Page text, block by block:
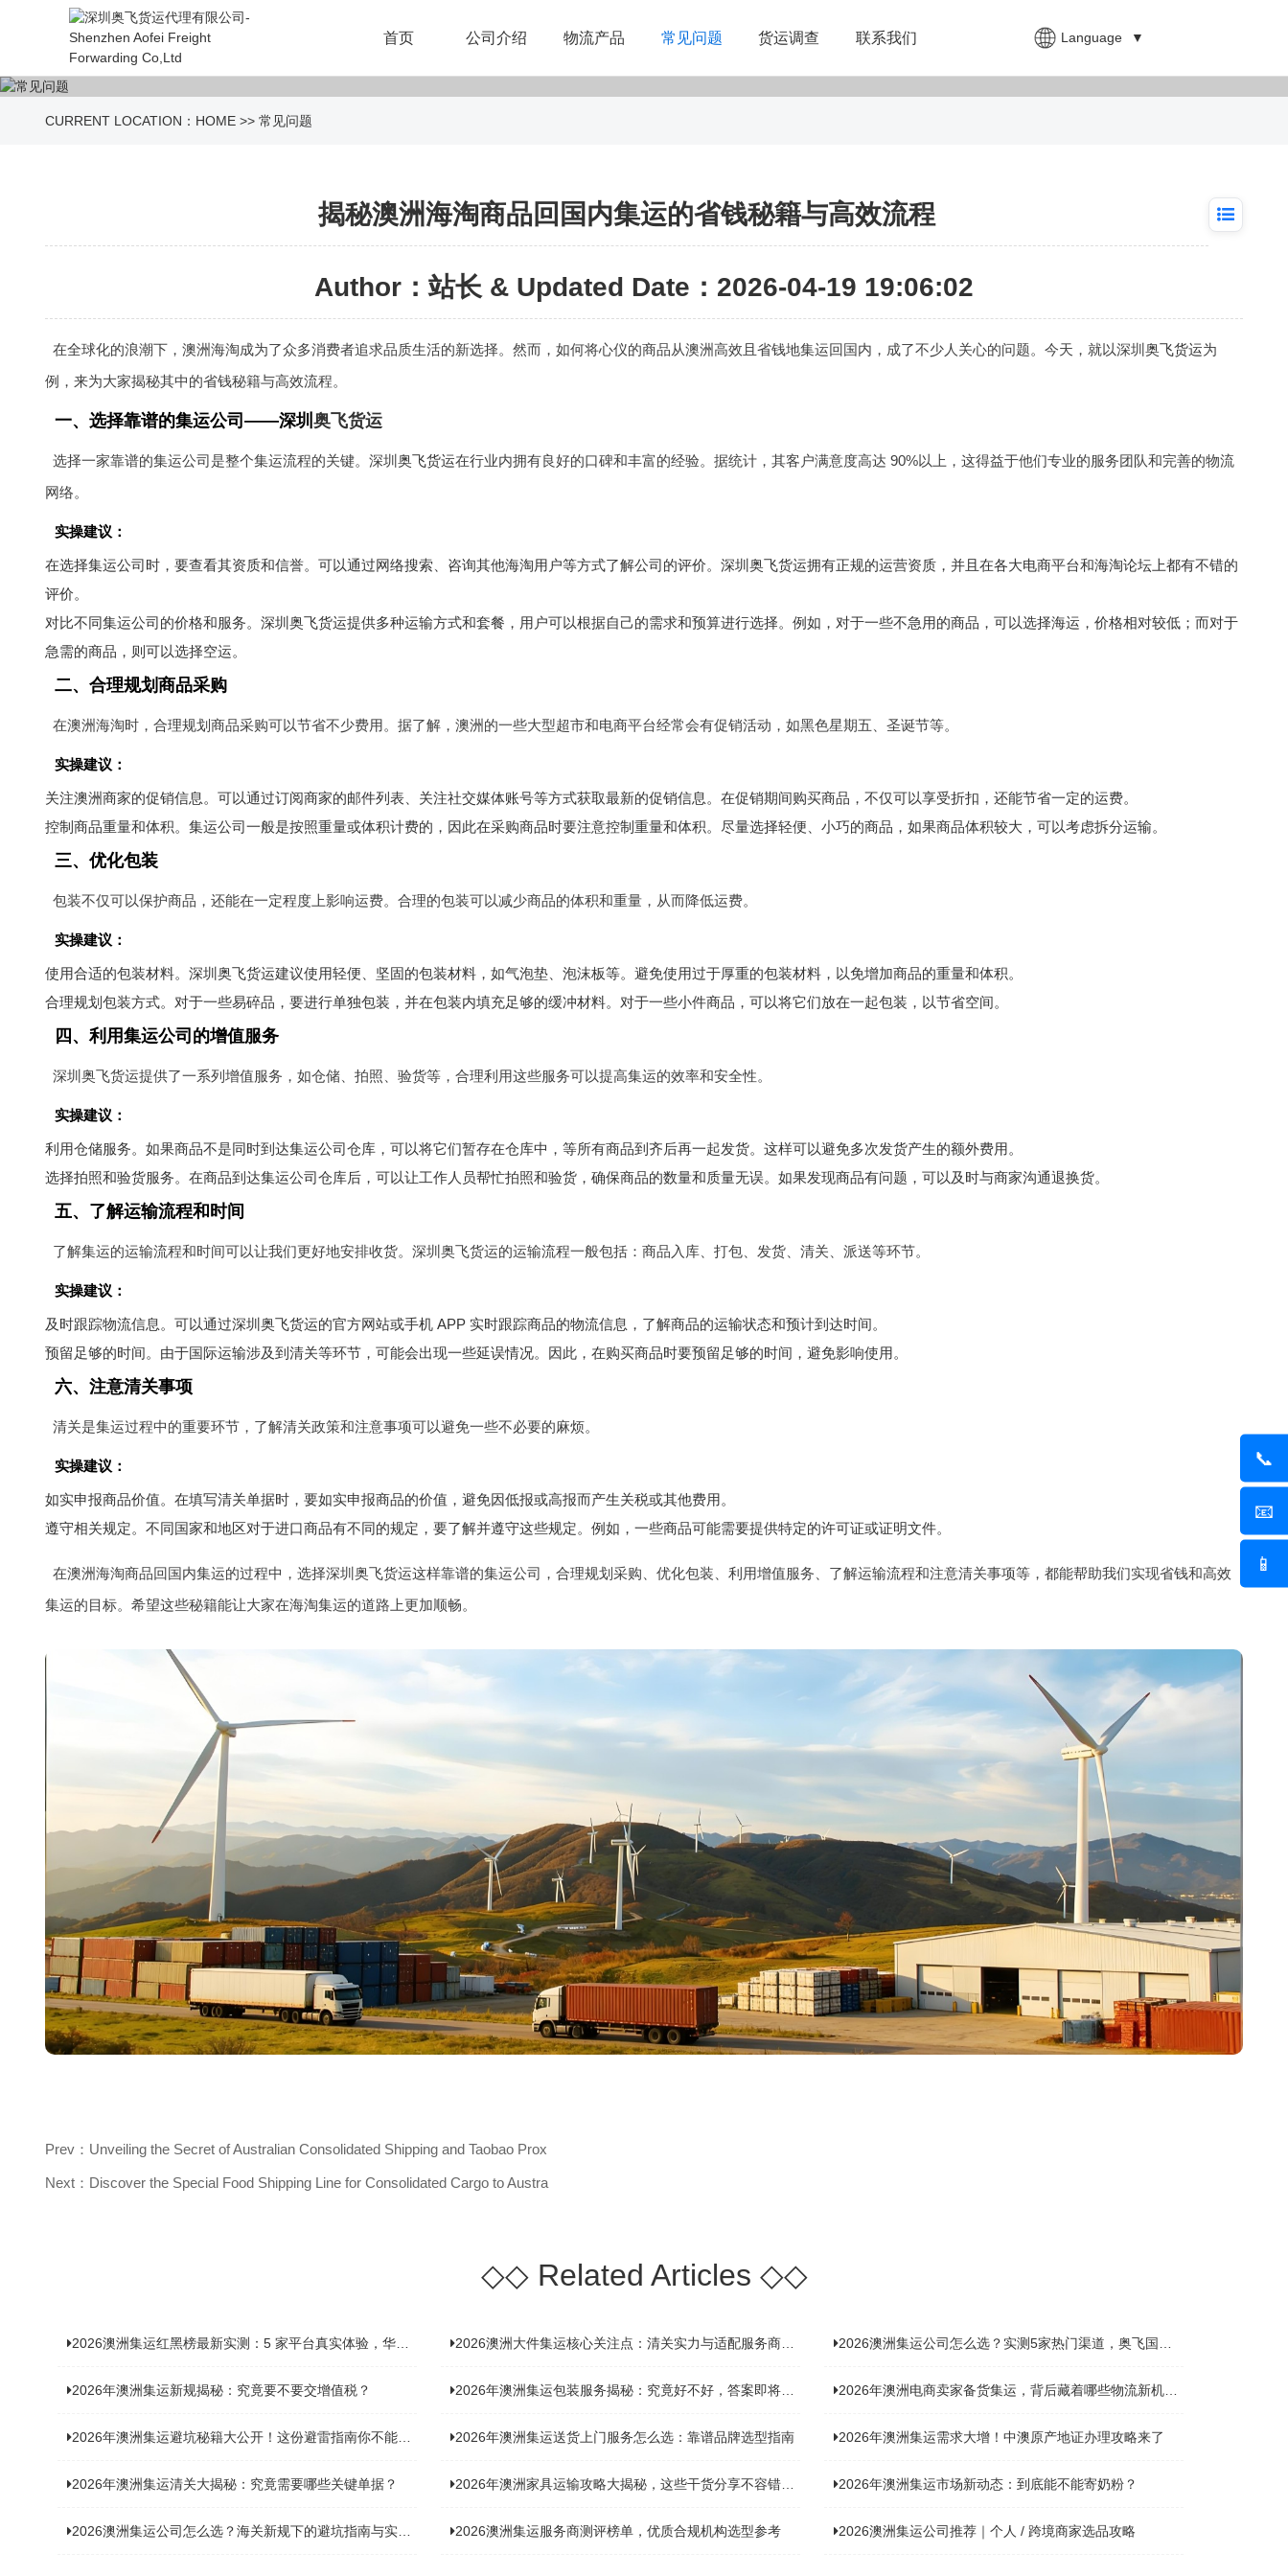
首页 公司介绍 物流产品 常见问题 货运调查 联系我们 Language ▼
📞
📧
📱
CURRENT LOCATION： HOME >> 常见问题
揭秘澳洲海淘商品回国内集运的省钱秘籍与高效流程
Author：站长 & Updated Date：2026-04-19 19:06:02
在全球化的浪潮下，澳洲海淘成为了众多消费者追求品质生活的新选择。然而，如何将心仪的商品从澳洲高效且省钱地集运回国内，成了不少人关心的问题。今天，就以深圳 奥飞货运为
例，来为大家揭秘其中的省钱秘籍与高效流程。
一、选择靠谱的集运公司——深圳 奥飞货运
选择一家靠谱的集运公司是整个集运流程的关键。深圳 奥飞货运在行业内拥有良好的口碑和丰富的经验。据统计，其客户满意度高达 90%以上，这得益于他们专业的服务团队和完善的物流
网络。
实操建议：
在选择集运公司时，要查看其资质和信誉。可以通过网络搜索、咨询其他海淘用户等方式了解公司的评价。深圳 奥飞货运拥有正规的运营资质，并且在各大电商平台和海淘论坛上都有不错的
评价。
对比不同集运公司的价格和服务。深圳 奥飞货运提供多种运输方式和套餐，用户可以根据自己的需求和预算进行选择。例如，对于一些不急用的商品，可以选择海运，价格相对较低；而对于
急需的商品，则可以选择空运。
二、合理规划商品采购
在澳洲海淘时，合理规划商品采购可以节省不少费用。据了解，澳洲的一些大型超市和电商平台经常会有促销活动，如黑色星期五、圣诞节等。
实操建议：
关注澳洲商家的促销信息。可以通过订阅商家的邮件列表、关注社交媒体账号等方式获取最新的促销信息。在促销期间购买商品，不仅可以享受折扣，还能节省一定的运费。
控制商品重量和体积。集运公司一般是按照重量或体积计费的，因此在采购商品时要注意控制重量和体积。尽量选择轻便、小巧的商品，如果商品体积较大，可以考虑拆分运输。
三、优化包装
包装不仅可以保护商品，还能在一定程度上影响运费。合理的包装可以减少商品的体积和重量，从而降低运费。
实操建议：
使用合适的包装材料。深圳奥飞货运建议使用轻便、坚固的包装材料，如气泡垫、泡沫板等。避免使用过于厚重的包装材料，以免增加商品的重量和体积。
合理规划包装方式。对于一些易碎品，要进行单独包装，并在包装内填充足够的缓冲材料。对于一些小件商品，可以将它们放在一起包装，以节省空间。
四、利用集运公司的增值服务
深圳奥飞货运提供了一系列增值服务，如仓储、拍照、验货等，合理利用这些服务可以提高集运的效率和安全性。
实操建议：
利用仓储服务。如果商品不是同时到达集运公司仓库，可以将它们暂存在仓库中，等所有商品到齐后再一起发货。这样可以避免多次发货产生的额外费用。
选择拍照和验货服务。在商品到达集运公司仓库后，可以让工作人员帮忙拍照和验货，确保商品的数量和质量无误。如果发现商品有问题，可以及时与商家沟通退换货。
五、了解运输流程和时间
了解集运的运输流程和时间可以让我们更好地安排收货。深圳奥飞货运的运输流程一般包括：商品入库、打包、发货、清关、派送等环节。
实操建议：
及时跟踪物流信息。可以通过深圳奥飞货运的官方网站或手机 APP 实时跟踪商品的物流信息，了解商品的运输状态和预计到达时间。
预留足够的时间。由于国际运输涉及到清关等环节，可能会出现一些延误情况。因此，在购买商品时要预留足够的时间，避免影响使用。
六、注意清关事项
清关是集运过程中的重要环节，了解清关政策和注意事项可以避免一些不必要的麻烦。
实操建议：
如实申报商品价值。在填写清关单据时，要如实申报商品的价值，避免因低报或高报而产生关税或其他费用。
遵守相关规定。不同国家和地区对于进口商品有不同的规定，要了解并遵守这些规定。例如，一些商品可能需要提供特定的许可证或证明文件。
在澳洲海淘商品回国内集运的过程中，选择深圳奥飞货运这样靠谱的集运公司，合理规划采购、优化包装、利用增值服务、了解运输流程和注意清关事项等，都能帮助我们实现省钱和高效
集运的目标。希望这些秘籍能让大家在海淘集运的道路上更加顺畅。
Prev：Unveiling the Secret of Australian Consolidated Shipping and Taobao Prox
Next：Discover the Special Food Shipping Line for Consolidated Cargo to Austra
◇◇Related Articles ◇◇
2026澳洲集运红黑榜最新实测：5 家平台真实体验，华人留学生避坑指南 2026澳洲大件集运核心关注点：清关实力与适配服务商深度推荐 2026澳洲集运公司怎么选？实测5家热门渠道，奥飞国际物流凭什么圈粉无数
2026年澳洲集运新规揭秘：究竟要不要交增值税？ 2026年澳洲集运包装服务揭秘：究竟好不好，答案即将揭晓！ 2026年澳洲电商卖家备货集运，背后藏着哪些物流新机遇？
2026年澳洲集运避坑秘籍大公开！这份避雷指南你不能错过 2026年澳洲集运送货上门服务怎么选：靠谱品牌选型指南 2026年澳洲集运需求大增！中澳原产地证办理攻略来了
2026年澳洲集运清关大揭秘：究竟需要哪些关键单据？ 2026年澳洲家具运输攻略大揭秘，这些干货分享不容错过！ 2026年澳洲集运市场新动态：到底能不能寄奶粉？
2026澳洲集运公司怎么选？海关新规下的避坑指南与实力排名 2026澳洲集运服务商测评榜单，优质合规机构选型参考 2026澳洲集运公司推荐｜个人 / 跨境商家选品攻略